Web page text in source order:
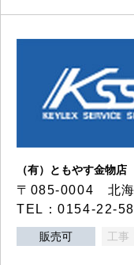
（有）ともやす金物店
〒085-0004 北海
TEL：0154-22-
販売可 工事